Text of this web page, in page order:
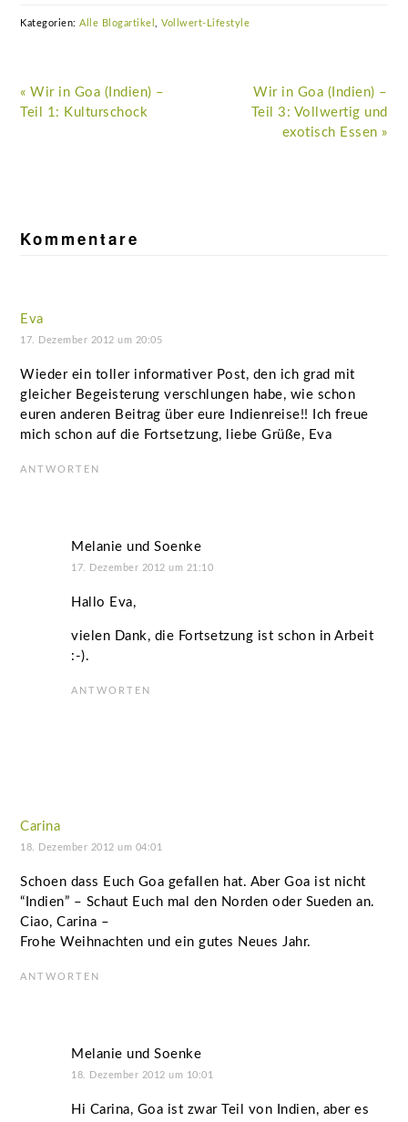
Kategorien:Alle Blogartikel ,Vollwert-Lifestyle
Vorheriger
Beitrag:
« Wir in Goa (Indien) –
Teil 1: Kulturschock
Nächster
Beitrag:
Wir in Goa (Indien) –
Teil 3: Vollwertig und
exotisch Essen »
Kommentare
Eva
17. Dezember 2012 um 20:05
Wieder ein toller informativer Post, den ich grad mit
gleicher Begeisterung verschlungen habe, wie schon
euren anderen Beitrag über eure Indienreise!! Ich freue
mich schon auf die Fortsetzung, liebe Grüße, Eva
ANTWORTEN
Melanie und Soenke
17. Dezember 2012 um 21:10
Hallo Eva,
vielen Dank, die Fortsetzung ist schon in Arbeit
:-).
ANTWORTEN
Carina
18. Dezember 2012 um 04:01
Schoen dass Euch Goa gefallen hat. Aber Goa ist nicht
“Indien” – Schaut Euch mal den Norden oder Sueden an.
Ciao, Carina –
Frohe Weihnachten und ein gutes Neues Jahr.
ANTWORTEN
Melanie und Soenke
18. Dezember 2012 um 10:01
Hi Carina, Goa ist zwar Teil von Indien, aber es